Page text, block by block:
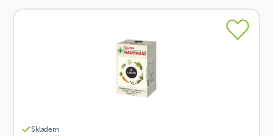
Skladem